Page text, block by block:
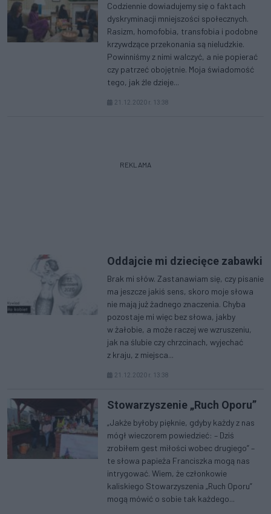
Codziennie dowiadujemy się o faktach
dyskryminacji mniejszości społecznych.
Rasizm, homofobia, transfobia i podobne
krzywdzące przekonania są nieludzkie.
Powinniśmy z nimi walczyć, a nie popierać
czy patrzeć obojętnie. Moja świadomość
tego, jak źle dzieje...
21.12.2020 r. 13:38
REKLAMA
Oddajcie mi dziecięce zabawki
Brak mi słów. Zastanawiam się, czy pisanie
ma jeszcze jakiś sens, skoro moje słowa
nie mają już żadnego znaczenia. Chyba
pozostaje mi więc bez słowa, jakby
w żałobie, a może raczej we wzruszeniu,
jak na ślubie czy chrzcinach, wyjechać
z kraju, z miejsca...
21.12.2020 r. 13:38
Stowarzyszenie „Ruch Oporu”
„Jakże byłoby pięknie, gdyby każdy z nas
mógł wieczorem powiedzieć: – Dziś
zrobiłem gest miłości wobec drugiego” –
te słowa papieża Franciszka mogą nas
intrygować. Wiem, że członkowie
kaliskiego Stowarzyszenia „Ruch Oporu”
mogą mówić o sobie tak każdego...